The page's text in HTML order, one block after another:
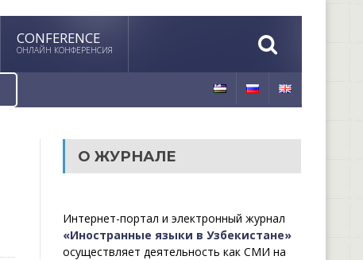
CONFERENCE
ОНЛАЙН КОНФЕРЕНСИЯ
О ЖУРНАЛЕ
Интернет-портал и электронный журнал
«Иностранные языки в Узбекистане»
осуществляет деятельность как СМИ на